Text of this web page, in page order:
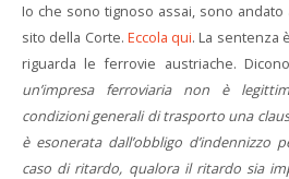
Io che sono tignoso assai, sono
sito della Corte. Eccola qui. La sentenza
riguarda le ferrovie austriache.
un’impresa ferroviaria non è
condizioni generali di trasporto una
è esonerata dall’obbligo
caso di ritardo, qualora il ritardo sia